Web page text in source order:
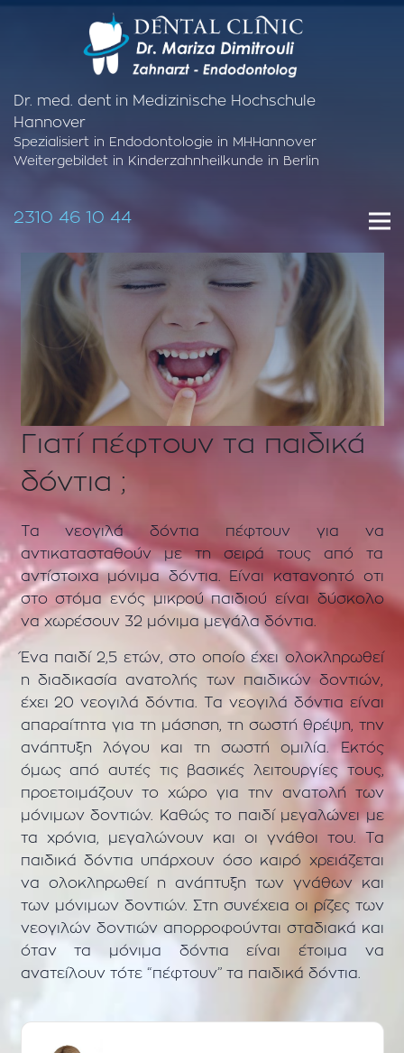
Dr. med. dent in Medizinische Hochschule
Hannover
Spezialisiert in Endodontologie in MHHannover
Weitergebildet in Kinderzahnheilkunde in Berlin
2310 46 10 44
Γιατί πέφτουν τα παιδικά
δόντια ;
Τα νεογιλά δόντια πέφτουν για να
αντικατασταθούν με τη σειρά τους από τα
αντίστοιχα μόνιμα δόντια. Είναι κατανοητό οτι
στο στόμα ενός μικρού παιδιού είναι δύσκολο
να χωρέσουν 32 μόνιμα μεγάλα δόντια.
Ένα παιδί 2,5 ετών, στο οποίο έχει ολοκληρωθεί
η διαδικασία ανατολής των παιδικών δοντιών,
έχει 20 νεογιλά δόντια. Τα νεογιλά δόντια είναι
απαραίτητα για τη μάσηση, τη σωστή θρέψη, την
ανάπτυξη λόγου και τη σωστή ομιλία. Εκτός
όμως από αυτές τις βασικές λειτουργίες τους,
προετοιμάζουν το χώρο για την ανατολή των
μόνιμων δοντιών. Καθώς το παιδί μεγαλώνει με
τα χρόνια, μεγαλώνουν και οι γνάθοι του. Τα
παιδικά δόντια υπάρχουν όσο καιρό χρειάζεται
να ολοκληρωθεί η ανάπτυξη των γνάθων και
των μόνιμων δοντιών. Στη συνέχεια οι ρίζες των
νεογιλών δοντιών απορροφούνται σταδιακά και
όταν τα μόνιμα δόντια είναι έτοιμα να
ανατείλουν τότε “πέφτουν” τα παιδικά δόντια.